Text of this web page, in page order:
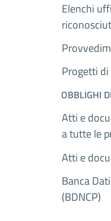
Elenchi
Progetti
OBBLIGHI
Atti e
a tutte le
Atti e
Banca
(BDNCP)